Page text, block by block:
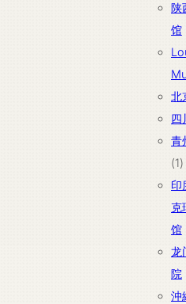
个
产
品
陕
馆
北
四
青
11
印
克
馆
龙
院
沖